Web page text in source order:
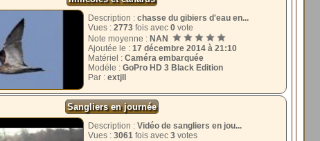
Description : chasse du gibiers d'eau en...
Vues : 2773 fois avec 0 vote
Note moyenne : NAN
Ajoutée le : 17 décembre 2014 à 21:10
Matériel : Caméra embarquée
Modéle : GoPro HD 3 Black Edition
Par : extjll
Sangliers en journée
Description : Vidéo de sangliers en jou...
Vues : 3061 fois avec 3 votes